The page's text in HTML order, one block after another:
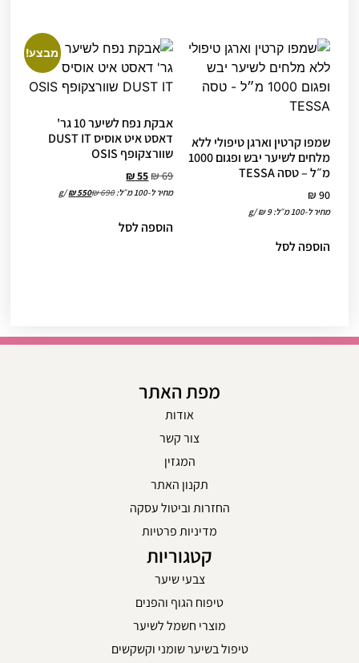
שמפו קרטין וארגן טיפולי ללא
מלחים לשיער יבש ופגום 1000
מ״ל – טסה TESSA
₪90
מחיר ל-100 מ״ל: ₪9
/
g
הוספה לסל
מבצע!
אבקת נפח לשיער 10 גר'
דאסט איט אוסיס DUST IT
שוורצקופף OSIS
₪69
המחיר
המקורי
₪ 69.
₪55 המחיר
הנוכחי
₪ 55.
מחיר ל-100 מ״ל: ₪690
₪550
/
g
הוספה לסל
מפת האתר
אודות
צור קשר
המגזין
תקנון האתר
החזרות וביטול עסקה
מדיניות פרטיות
קטגוריות
צבעי שיער
טיפוח הגוף והפנים
מוצרי חשמל לשיער
טיפול בשיער שומני וקשקשים